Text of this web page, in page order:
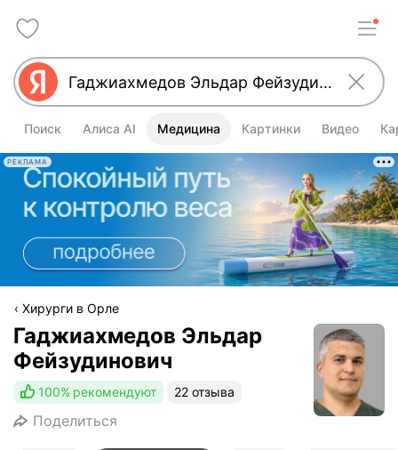
Поиск Алиса AI Медицина Картинки Видео
РЕКЛАМА
Хирурги в Орле
Гаджиахмедов Эльдар
Фейзудинович
100% рекомендуют 22 отзыва
Поделиться